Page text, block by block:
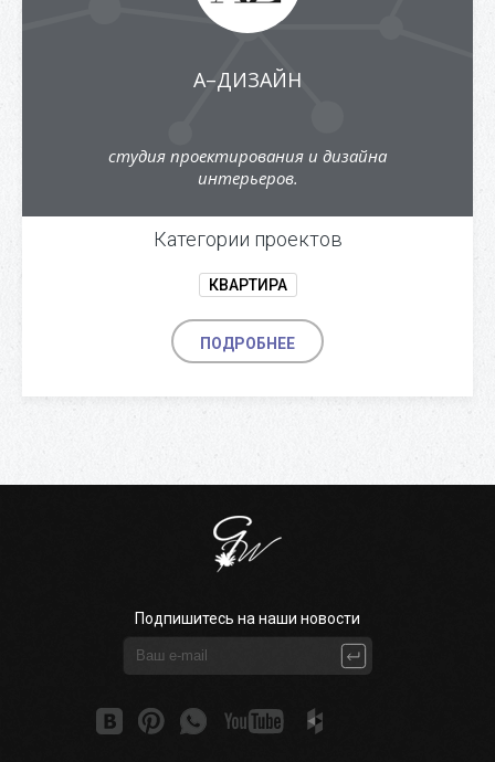
А–ДИЗАЙН
студия проектирования и дизайна
интерьеров.
Категории проектов
КВАРТИРА
ПОДРОБНЕЕ
Подпишитесь на наши новости